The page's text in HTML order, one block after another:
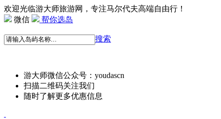
欢迎光临游大师旅游网，专注马尔代夫高端自由行！
微信
帮你选岛
搜索
游大师微信公众号：youdascn
扫描二维码关注我们
随时了解更多优惠信息